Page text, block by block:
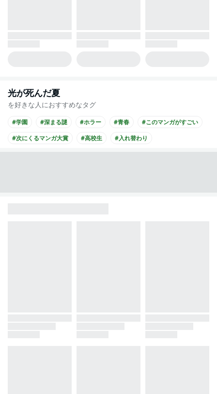
光が死んだ夏
を好きな人におすすめなタグ
#学園 #深まる謎 #ホラー #青春
#このマンガがすごい
#次にくるマンガ大賞
#高校生 #入れ替わり